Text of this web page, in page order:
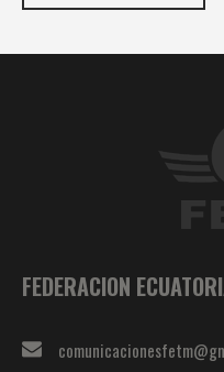
FEDERACION